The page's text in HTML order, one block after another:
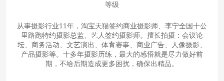
等级
从事摄影行业11年，淘宝天猫签约商业摄影师、李宁全国十公
里路跑特约摄影总监、艺人签约摄影师。擅长拍摄：会议论
坛、商务活动、文艺演出、体育赛事、商业广告、人像摄影、
产品摄影等。十多年摄影历练，最大的感悟就是尽力做好前
期，不给后期造成更多困扰，确保出精品。